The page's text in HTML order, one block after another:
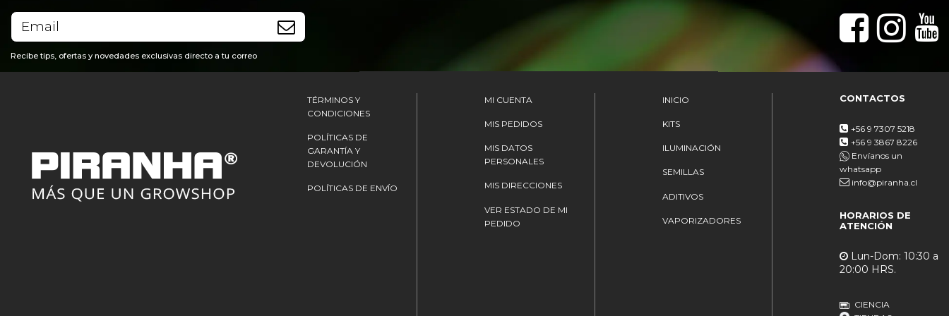
Recibe tips, ofertas y novedades exclusivas directo a tu correo
TÉRMINOS Y
CONDICIONES
POLÍTICAS DE
GARANTÍA Y
DEVOLUCIÓN
POLÍTICAS DE ENVÍO
MI CUENTA
MIS PEDIDOS
MIS DATOS
PERSONALES
MIS DIRECCIONES
VER ESTADO DE MI
PEDIDO
INICIO
KITS
ILUMINACIÓN
SEMILLAS
ADITIVOS
VAPORIZADORES
CONTACTOS
+56 9 7307 5218
+56 9 3867 8226
Envíanos un
whatsapp
info@piranha.cl
HORARIOS DE
ATENCIÓN
Lun-Dom: 10:30 a
20:00 HRS.
CIENCIA